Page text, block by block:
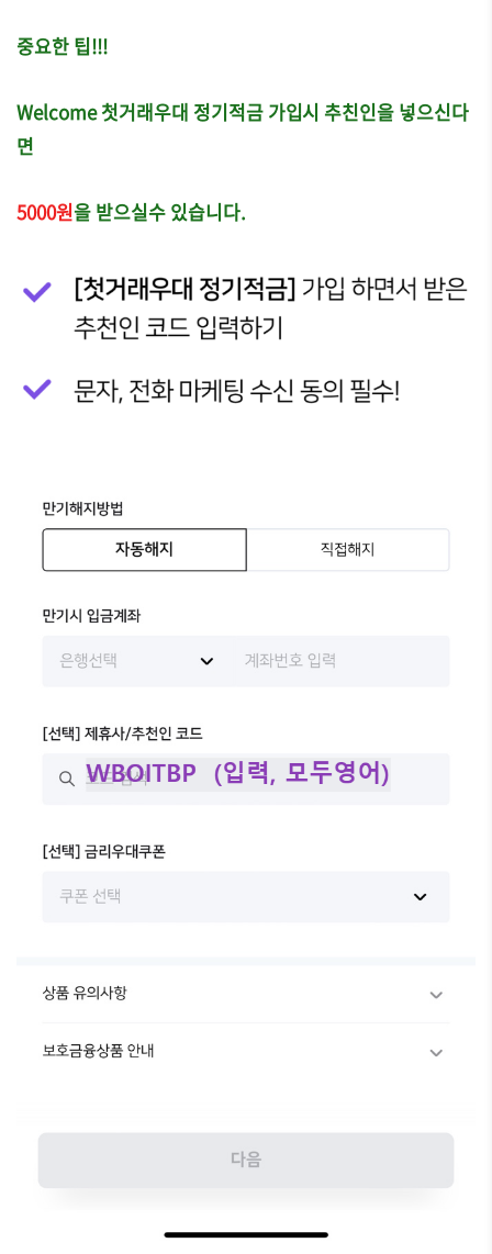
중요한 팁!!!
Welcome 첫거래우대 정기적금 가입시 추친인을 넣으신다
면
5000원을 받으실수 있습니다.